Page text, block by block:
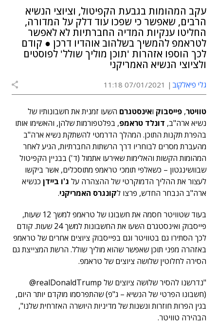
עקב המהומות בגבעת הקפיטול, וציוצי הנשיא
הרבים, שאפשר כי שפכו עוד דלק על המדורה,
החליטו ענקיות המדיה החברתיות לא לאפשר
לטראמפ להמשיך בשלהוב אוהדיו דרכן ● קודם
לכך הוספו אזהרות 'תוכן מוליך שולל' לפוסטים
ולציוצי הנשיא האמריקני
גלי פיאלקוב 07/01/2021 11:18
טוויטר, פייסבוק ואינסטגרם השעו זמנית את חשבונותיו של
נשיא ארה"ב, דונלד טראמפ, בפלטפורמות שלהן, והאשימו אותו
בהפרת תקנות התוכן. המהלך הדרמטי להשתקת נשיא ארה"ב
מהעברת מסרים לבוחריו דרך הרשתות החברתיות, הגיע לאחר
המהומות הקשות והאלימות שאירעו אתמול (ד') בבניין הקפיטול
שבוושינגטון – כשאלפי תומכי טראמפ מתוסכלים, אשר ביקשו
לעצור את ההליך הדמוקרטי של ההצהרה על ג'ו ביידן כנשיא
ארה"ב הנבחר החדש, פרצו לקונגרס האמריקני.
בעוד שטוויטר חסמה את חשבונו של טראמפ למשך 12 שעות,
פייסבוק ואינסטגרם השעו את החשבונות למשך 24 שעות. קודם
לכך הסתירו גם בטוויטר וגם בפייסבוק ציוצים אחרים של טראמפ
באזהרה מפני תוכן שאפשר שהוא מוליך שולל. הרשת המצייצת גם
הסירה לחלוטין שלושה ציוצים של טראמפ.
"נדרשנו להסיר שלושה ציוצים של realDonaldTrump@
(חשבונו הפרטי של הנשיא – ג"פ) שהתפרסמו מוקדם יותר היום,
בגין הפרות חוזרות ונשנות של מדיניות היושרה האזרחית שלנו",
הבהירה טוויטר.